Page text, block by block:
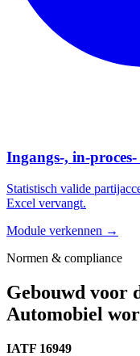
Ingangs-, in-
Statistisch valide
Excel vervangt.
Module verkennen →
Normen & compliance
Gebouwd voor
Automobiel
IATF 16949